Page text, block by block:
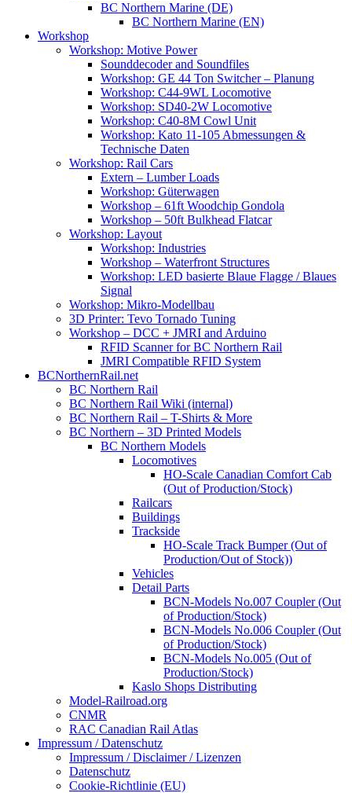
BC Northern Marine (DE)
BC Northern Marine (EN)
Workshop
Workshop: Motive Power
Sounddecoder and Soundfiles
Workshop: GE 44 Ton Switcher – Planung
Workshop: C44-9WL Locomotive
Workshop: SD40-2W Locomotive
Workshop: C40-8M Cowl Unit
Workshop: Kato 11-105 Abmessungen &
Technische Daten
Workshop: Rail Cars
Extern – Lumber Loads
Workshop: Güterwagen
Workshop – 61ft Woodchip Gondola
Workshop – 50ft Bulkhead Flatcar
Workshop: Layout
Workshop: Industries
Workshop – Waterfront Structures
Workshop: LED basierte Blaue Flagge / Blaues
Signal
Workshop: Mikro-Modellbau
3D Printer: Tevo Tornado Tuning
Workshop – DCC + JMRI and Arduino
RFID Scanner for BC Northern Rail
JMRI Compatible RFID System
BCNorthernRail.net
BC Northern Rail
BC Northern Rail Wiki (internal)
BC Northern Rail – T-Shirts & More
BC Northern – 3D Printed Models
BC Northern Models
Locomotives
HO-Scale Canadian Comfort Cab
(Out of Production/Stock)
Railcars
Buildings
Trackside
HO-Scale Track Bumper (Out of
Production/Out of Stock))
Vehicles
Detail Parts
BCN-Models No.007 Coupler (Out
of Production/Stock)
BCN-Models No.006 Coupler (Out
of Production/Stock)
BCN-Models No.005 (Out of
Production/Stock)
Kaslo Shops Distributing
Model-Railroad.org
CNMR
RAC Canadian Rail Atlas
Impressum / Datenschutz
Impressum / Disclaimer / Lizenzen
Datenschutz
Cookie-Richtlinie (EU)